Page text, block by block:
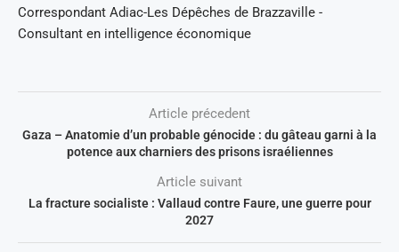
Correspondant Adiac-Les Dépêches de Brazzaville -
Consultant en intelligence économique
Article précedent
Gaza – Anatomie d’un probable génocide : du gâteau garni à la
potence aux charniers des prisons israéliennes
Article suivant
La fracture socialiste : Vallaud contre Faure, une guerre pour
2027